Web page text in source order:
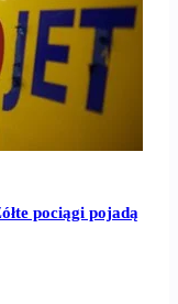
pociągi pojadą